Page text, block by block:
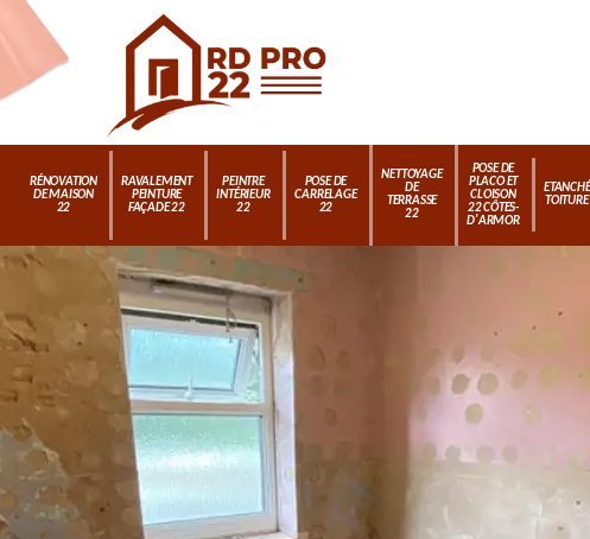
RÉNOVATION
DE MAISON
22
RAVALEMENT
PEINTURE
FAÇADE 22
PEINTRE
INTÉRIEUR
22
POSE DE
CARRELAGE
22
NETTOYAGE
DE
TERRASSE
22
POSE DE
PLACO ET
CLOISON
22 CÔTES-
D'ARMOR